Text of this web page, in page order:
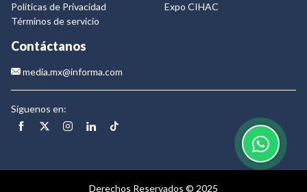
Politicas de Privacidad
Términos de servicio
Expo CIHAC
Contáctanos
media.mx@informa.com
Síguenos en:
Derechos Reservados © 2025